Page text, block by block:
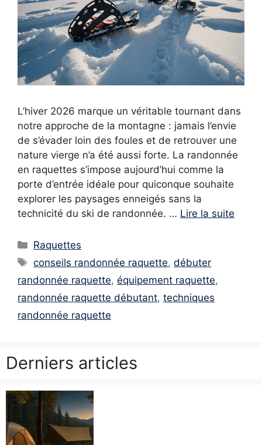
L’hiver 2026 marque un véritable tournant dans
notre approche de la montagne : jamais l’envie
de s’évader loin des foules et de retrouver une
nature vierge n’a été aussi forte. La randonnée
en raquettes s’impose aujourd’hui comme la
porte d’entrée idéale pour quiconque souhaite
explorer les paysages enneigés sans la
technicité du ski de randonnée. … Lire la suite
Catégories
Raquettes
Étiquettes
conseils randonnée raquette,débuter
randonnée raquette, équipement raquette,
randonnée raquette débutant, techniques
randonnée raquette
Derniers articles